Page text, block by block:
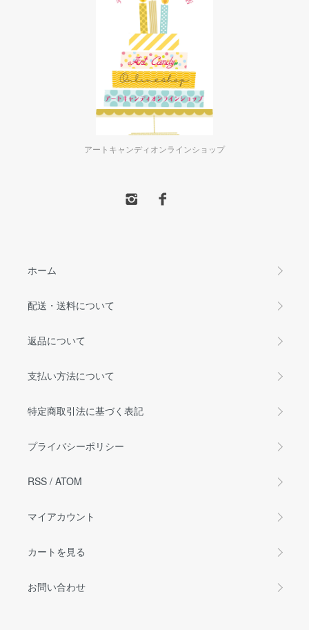
アートキャンディオンラインショップ
ホーム
配送・送料について
返品について
支払い方法について
特定商取引法に基づく表記
プライバシーポリシー
RSS / ATOM
マイアカウント
カートを見る
お問い合わせ